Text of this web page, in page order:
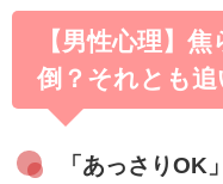
【男性心理】
倒？それとも
「あっさりOK